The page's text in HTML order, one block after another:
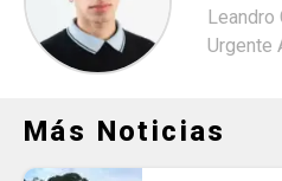
Leandro
Urgente
Más Noticias